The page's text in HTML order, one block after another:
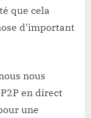
que cela
d’important
nous
en direct
une